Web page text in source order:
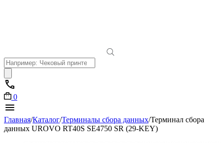
Поиск
товаров
0
Главная/Каталог/Терминалы сбора данных/Терминал сбора
данных UROVO RT40S SE4750 SR (29-KEY)